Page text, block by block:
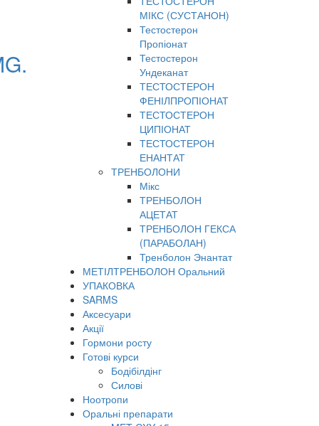
МІКС (СУСТАНОН)
Тестостерон
Пропіонат
Тестостерон
Ундеканат
ТЕСТОСТЕРОН
ФЕНІЛПРОПІОНАТ
ТЕСТОСТЕРОН
ЦИПІОНАТ
ТЕСТОСТЕРОН
ЕНАНТАТ
ТРЕНБОЛОНИ
Мікс
ТРЕНБОЛОН
АЦЕТАТ
ТРЕНБОЛОН ГЕКСА
(ПАРАБОЛАН)
Тренболон Энантат
МЕТІЛТРЕНБОЛОН Оральний
УПАКОВКА
SARMS
Аксесуари
Акції
Гормони росту
Готові курси
Бодібілдінг
Силові
Ноотропи
Оральні препарати